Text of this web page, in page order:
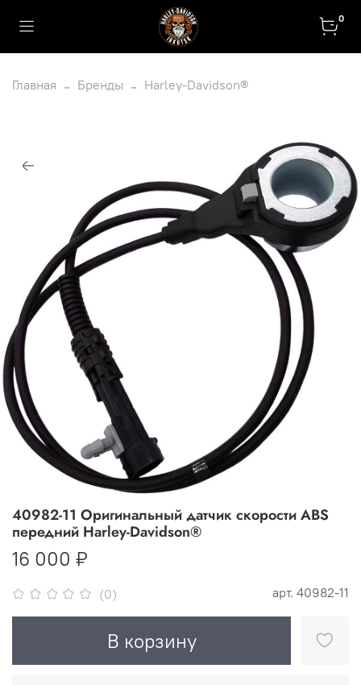
0
Главная Бренды Harley-Davidson®
(0) арт. 40982-11
40982-11 Оригинальный датчик скорости ABS
передний Harley-Davidson®
16 000 ₽
В корзину